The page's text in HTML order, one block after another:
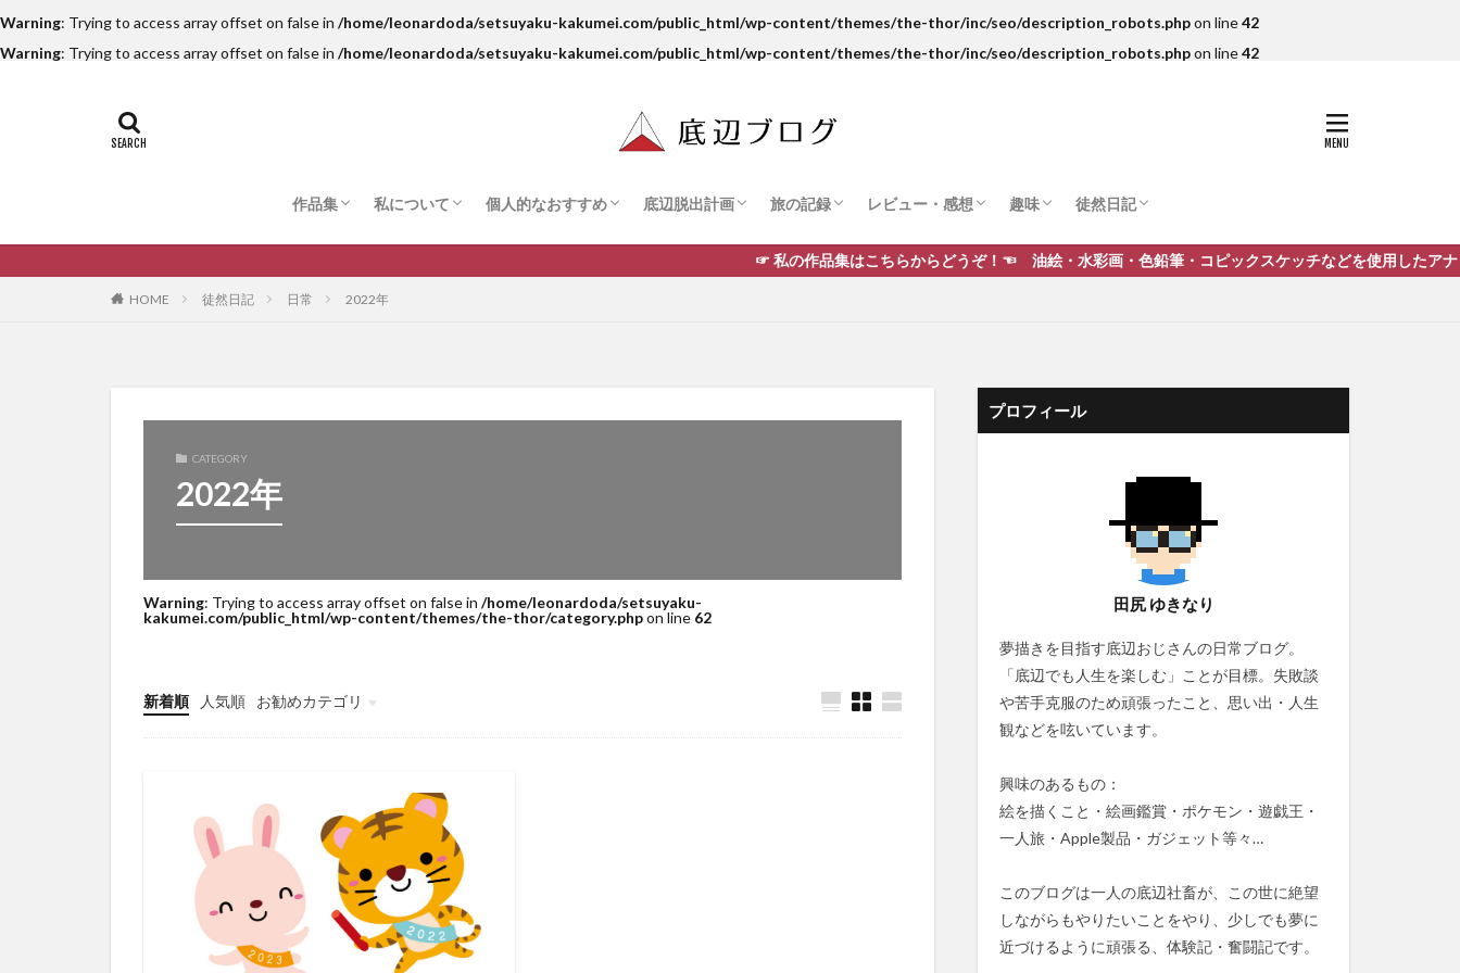
Warning: Trying to access array offset on false in /home/leonardoda/setsuyaku-kakumei.com/public_html/wp-content/themes/the-thor/inc/seo/description_robots.phpon line42
Warning: Trying to access array offset on false in /home/leonardoda/setsuyaku-kakumei.com/public_html/wp-content/themes/the-thor/inc/seo/description_robots.phpon line42
作品集
絵の作品
写真の作品
詩の作品
私について
私の歩んできた道
私の思考・哲学
死生観
失敗談
思い出話
個人的なおすすめ
私のお気に入り
おすすめYouTube動画
おすすめ絵師さん
底辺脱出計画
お金
転職
脱コミュ障
英語
旅の記録
巡った美術館
岩手県
宮城県
青森県
秋田県
福島県
北海道
栃木県
東京
京都
フィリピン
レビュー・感想
マンガ
アニメ
映画・ドラマなど
書評
食べ物・お菓子
お酒
趣味
ポケモン
遊戯王
ゲーム
イラスト関連
徒然日記
日常
考えたこと
今話題のこと
☞ 私の作品集はこちらからどうぞ！☜ 油絵・水彩画・色鉛筆・コピックスケッチなどを使用したアナログのイラスト
HOME 徒然日記 日常 2022年
CATEGORY
2022年
Warning: Trying to access array offset on false in /home/leonardoda/setsuyaku-
kakumei.com/public_html/wp-content/themes/the-thor/category.phpon line 62
新着順 人気順
お勧めカテゴリ
底辺脱出計画
プロフィール
田尻 ゆきなり
夢描きを目指す底辺おじさんの日常ブログ。
「底辺でも人生を楽しむ」ことが目標。失敗談
や苦手克服のため頑張ったこと、思い出・人生
観などを呟いています。
興味のあるもの：
絵を描くこと・絵画鑑賞・ポケモン・遊戯王・
一人旅・Apple製品・ガジェット等々…
このブログは一人の底辺社畜が、この世に絶望
しながらもやりたいことをやり、少しでも夢に
近づけるように頑張る、体験記・奮闘記です。